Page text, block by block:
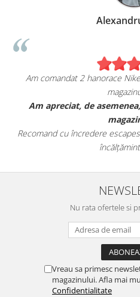
Am comandat 2 hanorace
Am apreciat, de
Recomand cu încredere
Nu rata ofertele si
Vreau sa primesc
magazinului. Afla mai
Confidentialitate